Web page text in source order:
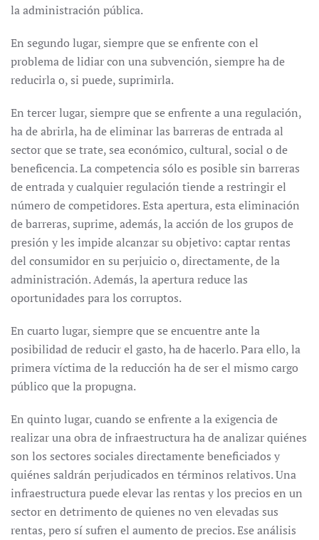
la administración pública.
En segundo lugar, siempre que se enfrente con el
problema de lidiar con una subvención, siempre ha de
reducirla o, si puede, suprimirla.
En tercer lugar, siempre que se enfrente a una regulación,
ha de abrirla, ha de eliminar las barreras de entrada al
sector que se trate, sea económico, cultural, social o de
beneficencia. La competencia sólo es posible sin barreras
de entrada y cualquier regulación tiende a restringir el
número de competidores. Esta apertura, esta eliminación
de barreras, suprime, además, la acción de los grupos de
presión y les impide alcanzar su objetivo: captar rentas
del consumidor en su perjuicio o, directamente, de la
administración. Además, la apertura reduce las
oportunidades para los corruptos.
En cuarto lugar, siempre que se encuentre ante la
posibilidad de reducir el gasto, ha de hacerlo. Para ello, la
primera víctima de la reducción ha de ser el mismo cargo
público que la propugna.
En quinto lugar, cuando se enfrente a la exigencia de
realizar una obra de infraestructura ha de analizar quiénes
son los sectores sociales directamente beneficiados y
quiénes saldrán perjudicados en términos relativos. Una
infraestructura puede elevar las rentas y los precios en un
sector en detrimento de quienes no ven elevadas sus
rentas, pero sí sufren el aumento de precios. Ese análisis